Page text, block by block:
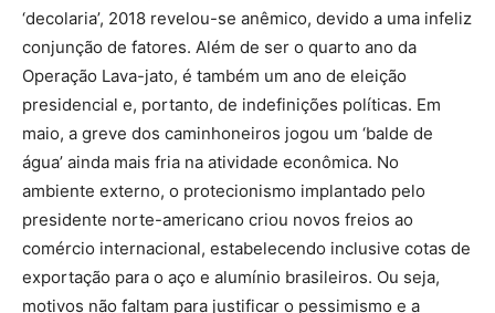
‘decolaria’, 2018 revelou-se anêmico, devido a uma infeliz
conjunção de fatores. Além de ser o quarto ano da
Operação Lava-jato, é também um ano de eleição
presidencial e, portanto, de indefinições políticas. Em
maio, a greve dos caminhoneiros jogou um ‘balde de
água’ ainda mais fria na atividade econômica. No
ambiente externo, o protecionismo implantado pelo
presidente norte-americano criou novos freios ao
comércio internacional, estabelecendo inclusive cotas de
exportação para o aço e alumínio brasileiros. Ou seja,
motivos não faltam para justificar o pessimismo e a